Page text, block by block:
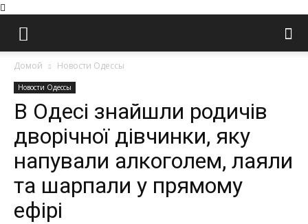
Домой Новости Одессы
Новости Одессы
В Одесі знайшли родичів
дворічної дівчинки, яку
напували алкоголем, лаяли
та шарпали у прямому
ефірі